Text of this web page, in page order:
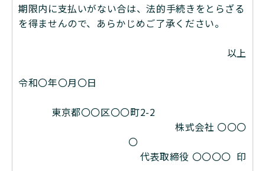
期限内に⽀払いがない合は、法的⼿続きをとらざる
を得ませんので、あらかじめご了承ください。
以上
令和〇年〇⽉〇⽇
東京都〇〇区〇〇町2-2
株式会社 〇〇〇
〇
代表取締役 〇〇〇〇 印